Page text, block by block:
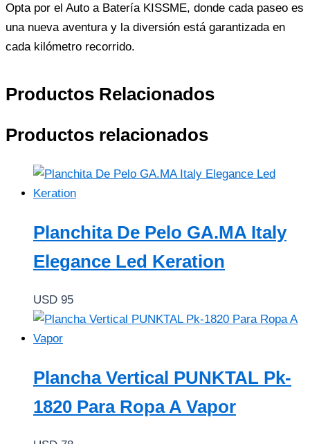
Opta por el Auto a Batería KISSME, donde cada paseo es
una nueva aventura y la diversión está garantizada en
cada kilómetro recorrido.
Productos Relacionados
Productos relacionados
Planchita De Pelo GA.MA Italy
Elegance Led Keration
USD 95
Plancha Vertical PUNKTAL Pk-
1820 Para Ropa A Vapor